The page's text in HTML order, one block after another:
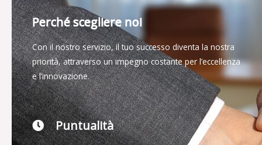
Perché scegliere noi
Con il nostro servizio, il tuo successo diventa la nostra
priorità, attraverso un impegno costante per l’eccellenza
e l’innovazione.
Puntualità